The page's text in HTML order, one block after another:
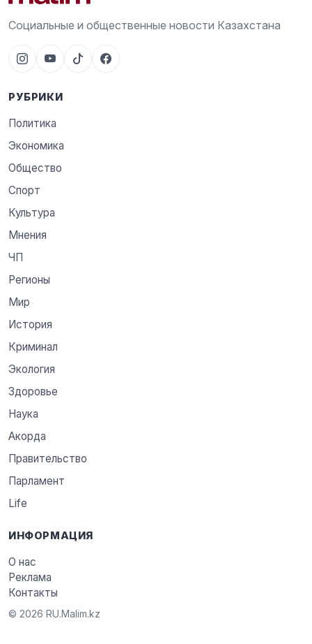
Социальные и общественные новости Казахстана
РУБРИКИ
Политика
Экономика
Общество
Спорт
Культура
Мнения
ЧП
Регионы
Мир
История
Криминал
Экология
Здоровье
Наука
Акорда
Правительство
Парламент
Life
ИНФОРМАЦИЯ
О нас
Реклама
Контакты
© 2026 RU.Malim.kz